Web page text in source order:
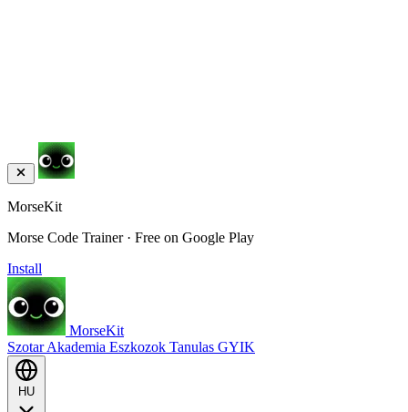
MorseKit
Morse Code Trainer · Free on Google Play
Install
MorseKit
SzotarAkademia Eszkozok Tanulas GYIK